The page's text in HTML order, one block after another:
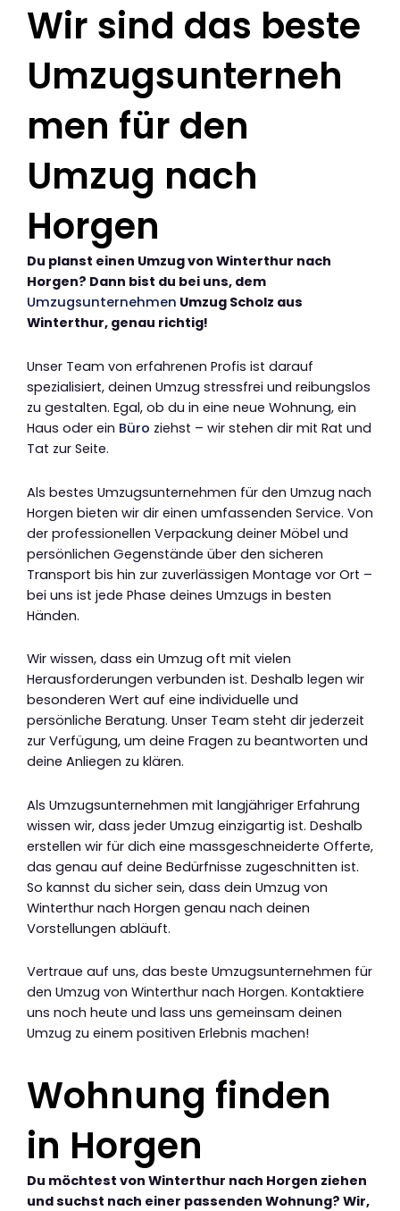
Wir sind das beste
Umzugsunterneh
men für den
Umzug nach
Horgen
Du planst einen Umzug von Winterthur nach
Horgen? Dann bist du bei uns, dem
Umzugsunternehmen Umzug Scholz aus
Winterthur, genau richtig!
Unser Team von erfahrenen Profis ist darauf
spezialisiert, deinen Umzug stressfrei und reibungslos
zu gestalten. Egal, ob du in eine neue Wohnung, ein
Haus oder ein Büro ziehst – wir stehen dir mit Rat und
Tat zur Seite.
Als bestes Umzugsunternehmen für den Umzug nach
Horgen bieten wir dir einen umfassenden Service. Von
der professionellen Verpackung deiner Möbel und
persönlichen Gegenstände über den sicheren
Transport bis hin zur zuverlässigen Montage vor Ort –
bei uns ist jede Phase deines Umzugs in besten
Händen.
Wir wissen, dass ein Umzug oft mit vielen
Herausforderungen verbunden ist. Deshalb legen wir
besonderen Wert auf eine individuelle und
persönliche Beratung. Unser Team steht dir jederzeit
zur Verfügung, um deine Fragen zu beantworten und
deine Anliegen zu klären.
Als Umzugsunternehmen mit langjähriger Erfahrung
wissen wir, dass jeder Umzug einzigartig ist. Deshalb
erstellen wir für dich eine massgeschneiderte Offerte,
das genau auf deine Bedürfnisse zugeschnitten ist.
So kannst du sicher sein, dass dein Umzug von
Winterthur nach Horgen genau nach deinen
Vorstellungen abläuft.
Vertraue auf uns, das beste Umzugsunternehmen für
den Umzug von Winterthur nach Horgen. Kontaktiere
uns noch heute und lass uns gemeinsam deinen
Umzug zu einem positiven Erlebnis machen!
Wohnung finden
in Horgen
Du möchtest von Winterthur nach Horgen ziehen
und suchst nach einer passenden Wohnung? Wir,